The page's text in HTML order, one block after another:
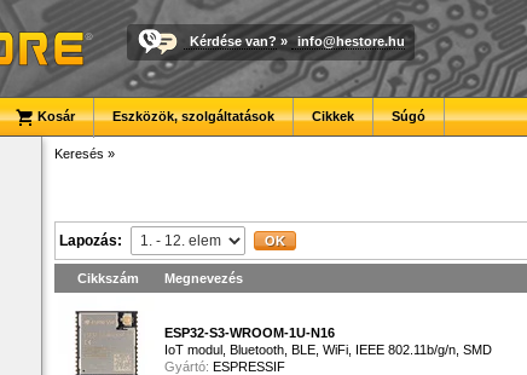
Kérdése van? » info@hestore.hu
Kosár Eszközök, szolgáltatások Cikkek Súgó
Keresés »
Lapozás:
Cikkszám Megnevezés
ESP32-S3-WROOM-1U-N16
IoT modul, Bluetooth, BLE, WiFi, IEEE 802.11b/g/n, SMD
Gyártó: ESPRESSIF